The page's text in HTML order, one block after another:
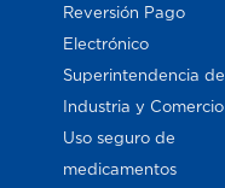
Reversión Pago
Electrónico
Superintendencia de
Industria y Comercio
Uso seguro de
medicamentos